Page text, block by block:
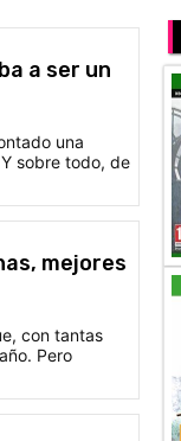
a ser un
una
sobre todo, de
mejores
con tantas
Pero